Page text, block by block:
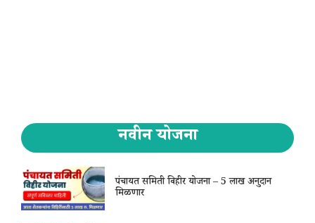
नवीन योजना
पंचायत समिती विहीर योजना – 5 लाख अनुदान
मिळणार